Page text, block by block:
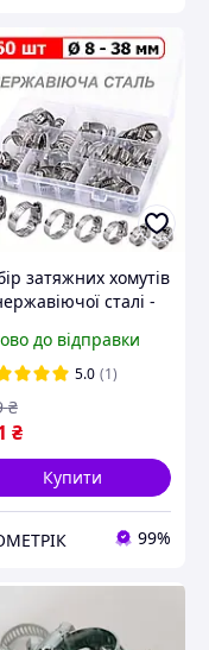
затяжних хомутів
сталі -
до відправки
5.0 (1)
₴
₴
Купити
99%